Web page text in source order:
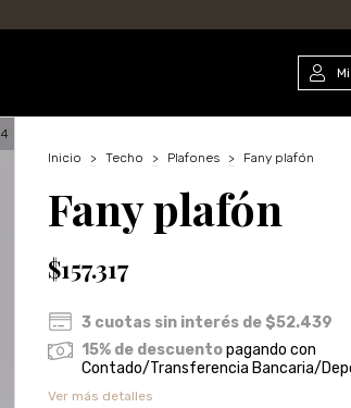
4
Inicio
> Techo > Plafones > Fany plafón
Fany plafón
$157.317
3 cuotas sin interés de $52.439
15% de descuentopagando con
Contado/Transferencia Bancaria/
Ver más detalles